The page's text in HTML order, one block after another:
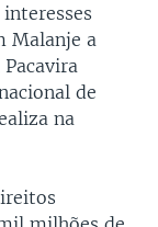
Malanje a
de
na